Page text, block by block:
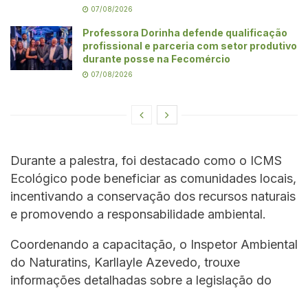
07/08/2026
Professora Dorinha defende qualificação
profissional e parceria com setor produtivo
durante posse na Fecomércio
07/08/2026
Durante a palestra, foi destacado como o ICMS
Ecológico pode beneficiar as comunidades locais,
incentivando a conservação dos recursos naturais
e promovendo a responsabilidade ambiental.
Coordenando a capacitação, o Inspetor Ambiental
do Naturatins, Karllayle Azevedo, trouxe
informações detalhadas sobre a legislação do